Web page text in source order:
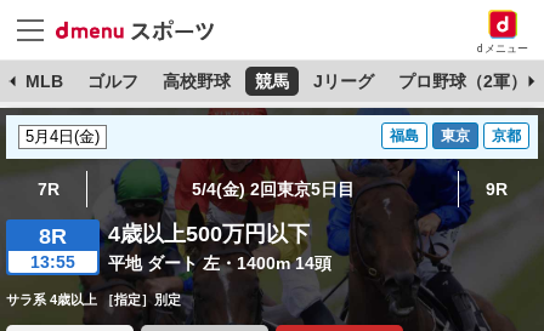
dメニュー
MLB ゴルフ 高校野球 競馬 Jリーグ プロ野球（2軍）
福島 東京 京都
7R 5/4(金) 2回東京5日目 9R
8R
13:55
4歳以上500万円以下
平地 ダート 左・1400m 14頭
サラ系 4歳以上 ［指定］別定